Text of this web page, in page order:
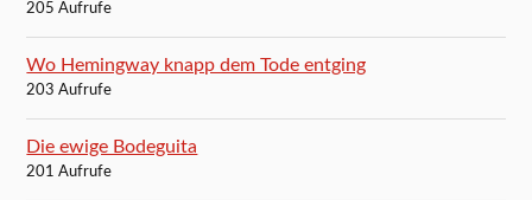
205 Aufrufe
Wo Hemingway knapp dem Tode entging
203 Aufrufe
Die ewige Bodeguita
201 Aufrufe